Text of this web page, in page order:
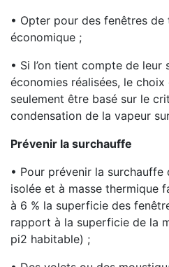
• Opter pour des fenêtres
économique ;
• Si l’on tient compte de
économies réalisées, le
seulement être basé sur le
condensation de la vapeur
Prévenir la surchauffe
• Pour prévenir la surchauffe
isolée et à masse thermique
à 6 % la superficie des
rapport à la superficie de la
pi2 habitable) ;